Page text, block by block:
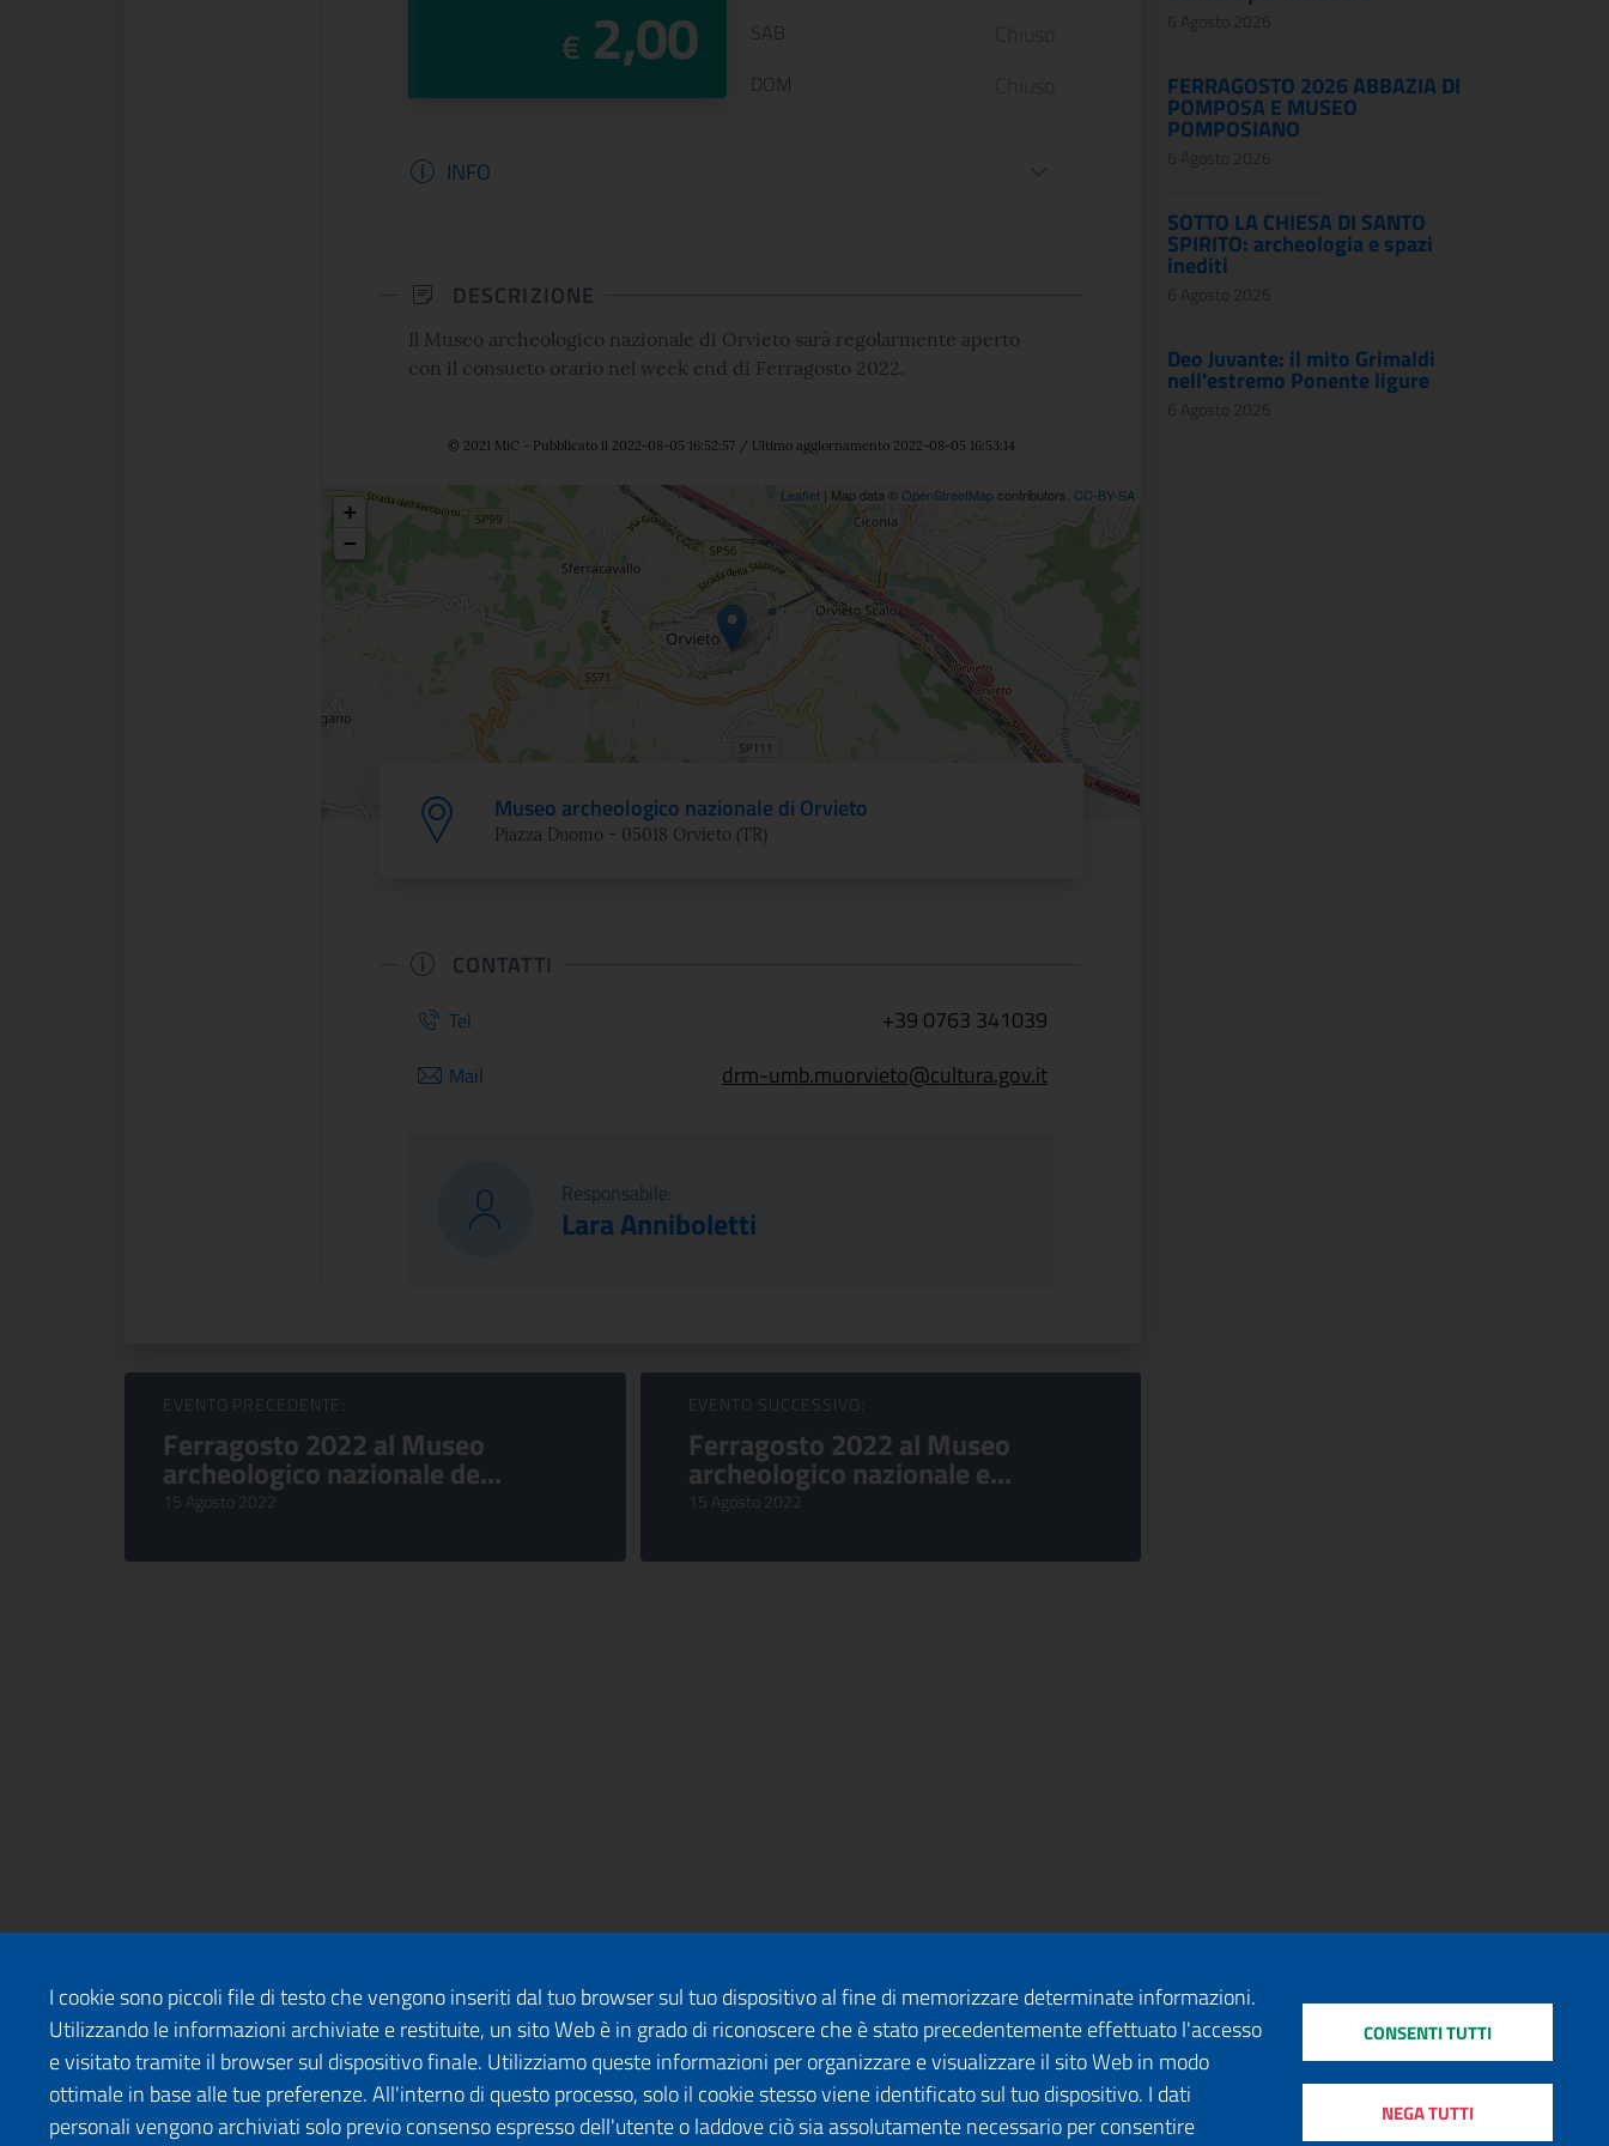
€ 2,00 SAB
DOM
Informazioni biglietteria
INFO
DESCRIZIONE
Il Museo archeologico nazionale di Orvieto sarà regolarmente aperto
con il consueto orario nel week end di Ferragosto 2022.
© 2021 MiC - Pubblicato il 2022-08-05 16:52:57 / Ultimo aggiornamento 2022-08-05 16:53:14
Posizione
+
−
Leaflet | Map data © OpenStreetMapcontributors, CC-BY-SA
Museo archeologico nazionale di Orvieto
Piazza Duomo - 05018 Orvieto (TR)
CONTATTI
Tel +39 0763 341039
Mail drm-umb.muorvieto@cultura.gov.it
Responsabile:
Lara Anniboletti
Sfoglia Eventi
EVENTO PRECEDENTE:
Ferragosto 2022 al Museo
archeologico nazionale de...
15 Agosto 2022
EVENTO SUCCESSIVO:
Ferragosto 2022 al Museo
archeologico nazionale e...
15 Agosto 2022
6 Agosto 2026
FERRAGOSTO 2026 ABBAZIA DI
POMPOSA E MUSEO
POMPOSIANO
6 Agosto 2026
SOTTO LA CHIESA DI SANTO
SPIRITO: archeologia e spazi
inediti
6 Agosto 2026
Deo Juvante: il mito Grimaldi
nell'estremo Ponente ligure
6 Agosto 2026
I cookie sono piccoli file di testo che vengono inseriti dal tuo browser sul tuo dispositivo al fine di memorizzare determinate informazioni.
Utilizzando le informazioni archiviate e restituite, un sito Web è in grado di riconoscere che è stato precedentemente effettuato l'accesso
e visitato tramite il browser sul dispositivo finale. Utilizziamo queste informazioni per organizzare e visualizzare il sito Web in modo
ottimale in base alle tue preferenze. All'interno di questo processo, solo il cookie stesso viene identificato sul tuo dispositivo. I dati
personali vengono archiviati solo previo consenso espresso dell'utente o laddove ciò sia assolutamente necessario per consentire
NEGA TUTTI
CONSENTI TUTTI